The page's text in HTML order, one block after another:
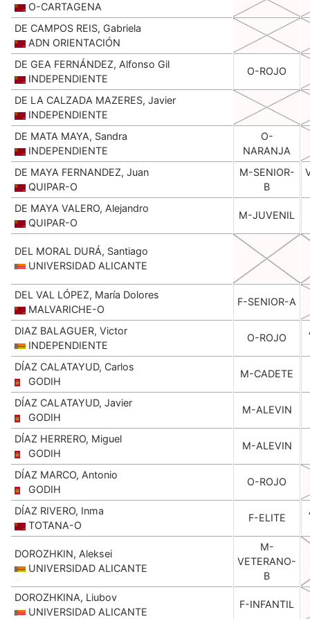
O-CARTAGENA
DE CAMPOS REIS, Gabriela
ADN ORIENTACIÓN
DE GEA FERNÁNDEZ, Alfonso Gil
INDEPENDIENTE
O-ROJO
DE LA CALZADA MAZERES, Javier
INDEPENDIENTE
DE MATA MAYA, Sandra
INDEPENDIENTE
O-
NARANJA
DE MAYA FERNANDEZ, Juan
QUIPAR-O
M-SENIOR-
B
DE MAYA VALERO, Alejandro
QUIPAR-O
M-JUVENIL
DEL MORAL DURÁ, Santiago
UNIVERSIDAD ALICANTE
DEL VAL LÓPEZ, María Dolores
MALVARICHE-O
F-SENIOR-A
DIAZ BALAGUER, Victor
INDEPENDIENTE
O-ROJO
DÍAZ CALATAYUD, Carlos
GODIH
M-CADETE
DÍAZ CALATAYUD, Javier
GODIH
M-ALEVIN
DÍAZ HERRERO, Miguel
GODIH
M-ALEVIN
DÍAZ MARCO, Antonio
GODIH
O-ROJO
DÍAZ RIVERO, Inma
TOTANA-O
F-ELITE
DOROZHKIN, Aleksei
UNIVERSIDAD ALICANTE
M-
VETERANO-
B
DOROZHKINA, Liubov
UNIVERSIDAD ALICANTE
F-INFANTIL